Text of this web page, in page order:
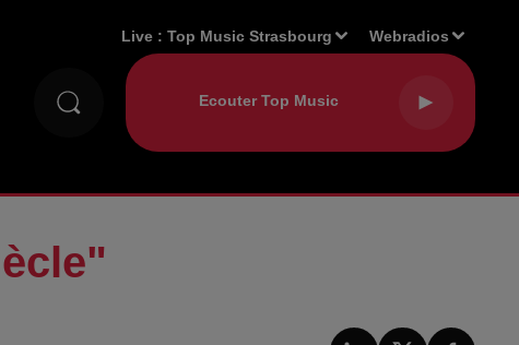
Live :Top Music Strasbourg Webradios